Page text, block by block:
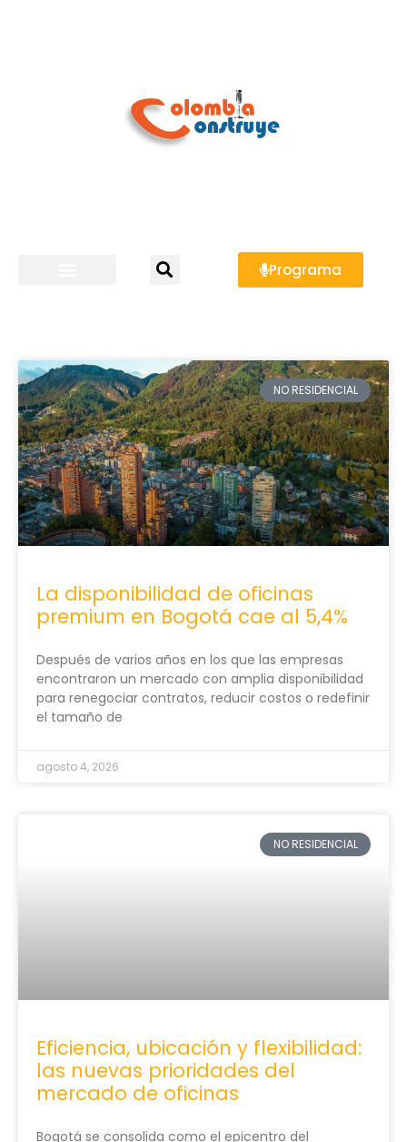
Programa
NO RESIDENCIAL
La disponibilidad de oficinas
premium en Bogotá cae al 5,4%
Después de varios años en los que las empresas
encontraron un mercado con amplia disponibilidad
para renegociar contratos, reducir costos o redefinir
el tamaño de
agosto 4, 2026
NO RESIDENCIAL
Eficiencia, ubicación y flexibilidad:
las nuevas prioridades del
mercado de oficinas
Bogotá se consolida como el epicentro del